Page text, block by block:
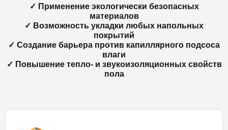
✓ Применение экологически безопасных
материалов
✓ Возможность укладки любых напольных
покрытий
✓ Создание барьера против капиллярного подсоса
влаги
✓ Повышение тепло- и звукоизоляционных свойств
пола